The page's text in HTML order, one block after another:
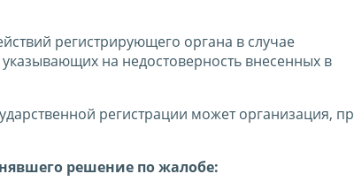
регистрирующего органа в случае
на недостоверность внесенных в
регистрации может организация,
решение по жалобе: